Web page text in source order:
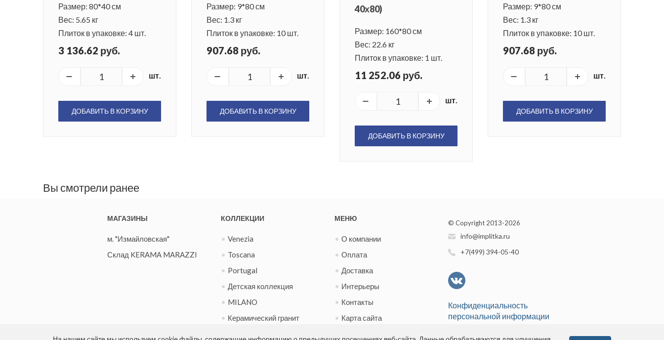
Размер: 80*40 см
Вес: 5.65 кг
Плиток в упаковке: 4 шт.
3 136.62 руб.
шт.
ДОБАВИТЬ В КОРЗИНУ
Размер: 9*80 см
Вес: 1.3 кг
Плиток в упаковке: 10 шт.
907.68 руб.
шт.
ДОБАВИТЬ В КОРЗИНУ
40х80)
Размер: 160*80 см
Вес: 22.6 кг
Плиток в упаковке: 1 шт.
11 252.06 руб.
шт.
ДОБАВИТЬ В КОРЗИНУ
Размер: 9*80 см
Вес: 1.3 кг
Плиток в упаковке: 10 шт.
907.68 руб.
шт.
ДОБАВИТЬ В КОРЗИНУ
Вы смотрели ранее
МАГАЗИНЫ
м. "Измайловская"
Склад KERAMA MARAZZI
КОЛЛЕКЦИИ
Venezia
Toscana
Portugal
Детская коллекция
MILANO
Керамический гранит
МЕНЮ
О компании
Оплата
Доставка
Интерьеры
Контакты
Карта сайта
© Copyright 2013-2026
info@implitka.ru
+7(499) 394-05-40
Конфиденциальность
персональной информации